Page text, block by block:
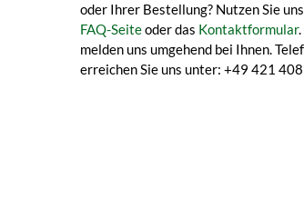
oder Ihrer Bestellung? Nutzen Sie
FAQ-Seiteoder das Kontaktformular
melden uns umgehend bei Ihnen.
erreichen Sie uns unter: +49 421